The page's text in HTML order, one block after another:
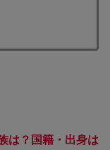
は？国籍・出身は